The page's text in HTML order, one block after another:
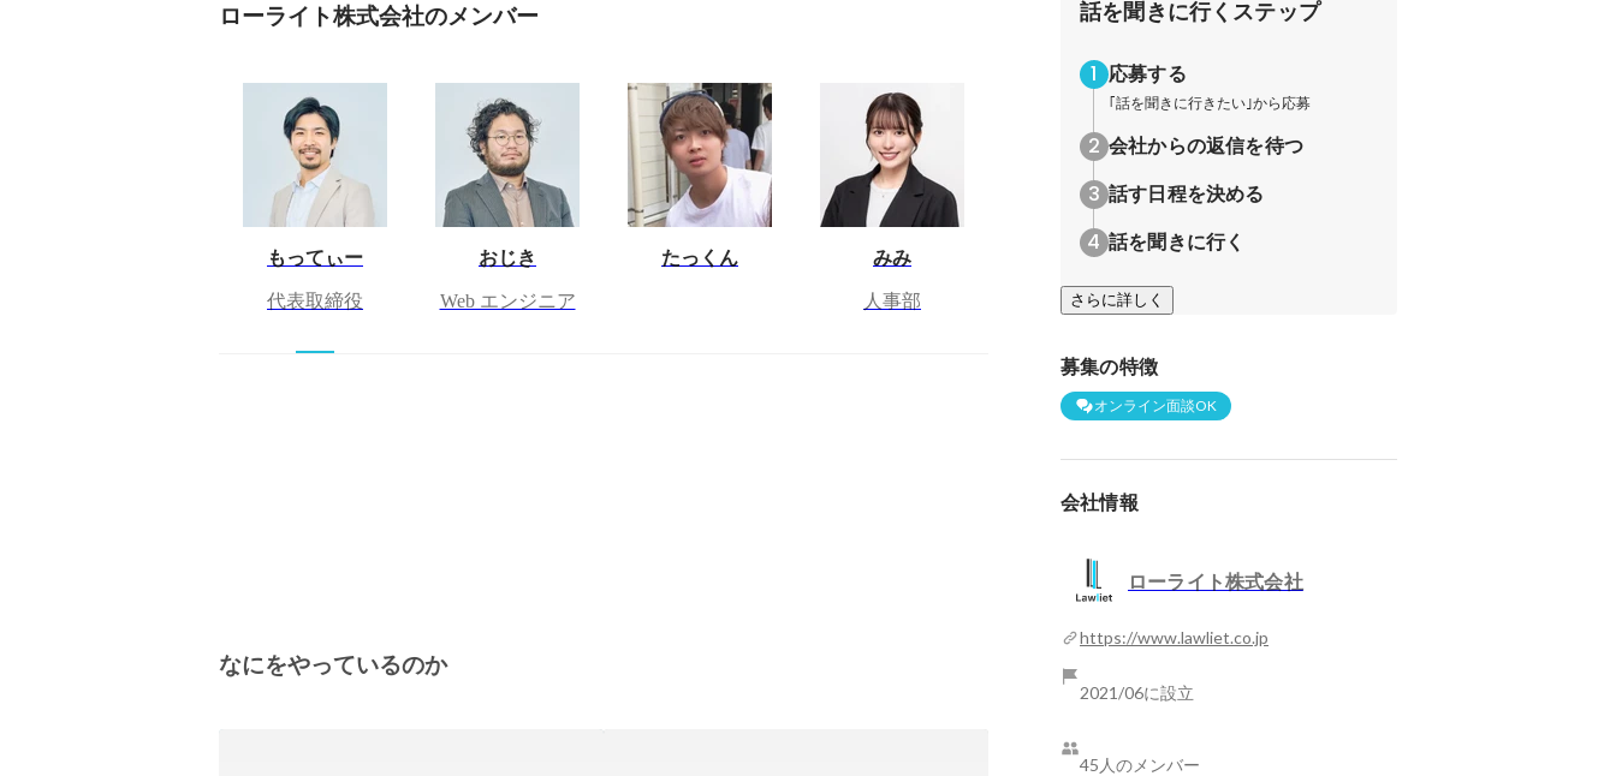
ローライト株式会社のメンバー
もってぃー
代表取締役
おじき
Web エンジニア
たっくん みみ
人事部
なにをやっているのか
話を聞きに行くステップ
応募する
｢話を聞きに行きたい｣から応募
会社からの返信を待つ
話す日程を決める
話を聞きに行く
さらに詳しく
募集の特徴
オンライン面談OK
会社情報
ローライト株式会社
https://www.lawliet.co.jp
2021/06に設立
45人のメンバー